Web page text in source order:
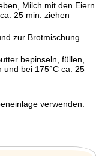
Milch mit den Eiern
25 min. ziehen
zur Brotmischung
bepinseln, füllen,
bei 175°C ca. 25 –
verwenden.